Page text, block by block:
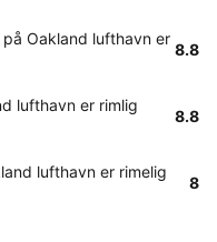
Oakland lufthavn er
8.8
lufthavn er rimlig
8.8
lufthavn er rimelig
8